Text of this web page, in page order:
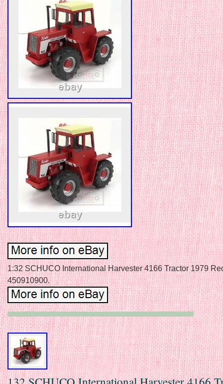
1:32 SCHUCO International Harvester 4166 Tractor 1979
450910900.